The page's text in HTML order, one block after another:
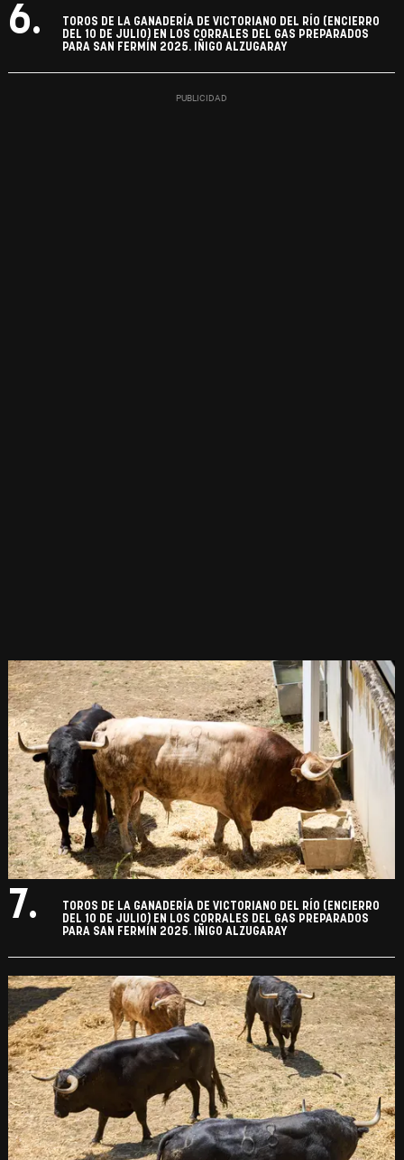
6.
TOROS DE LA GANADERÍA DE VICTORIANO DEL RÍO (ENCIERRO
DEL 10 DE JULIO) EN LOS CORRALES DEL GAS PREPARADOS
PARA SAN FERMÍN 2025. IÑIGO ALZUGARAY
7.
TOROS DE LA GANADERÍA DE VICTORIANO DEL RÍO (ENCIERRO
DEL 10 DE JULIO) EN LOS CORRALES DEL GAS PREPARADOS
PARA SAN FERMÍN 2025. IÑIGO ALZUGARAY